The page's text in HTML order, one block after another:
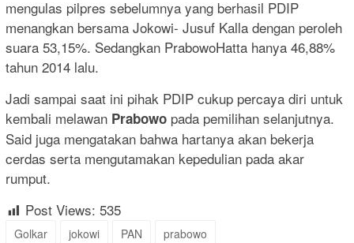
mengulas pilpres sebelumnya yang berhasil PDIP
menangkan bersama Jokowi- Jusuf Kalla dengan peroleh
suara 53,15%. Sedangkan PrabowoHatta hanya 46,88%
tahun 2014 lalu.
Jadi sampai saat ini pihak PDIP cukup percaya diri untuk
kembali melawan Prabowo pada pemilihan selanjutnya.
Said juga mengatakan bahwa hartanya akan bekerja
cerdas serta mengutamakan kepedulian pada akar
rumput.
Post Views: 535
Golkar jokowi PAN prabowo